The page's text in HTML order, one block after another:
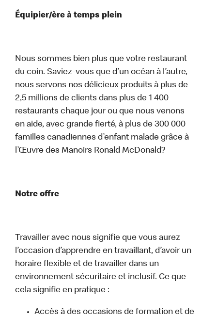
Équipier/ère à temps plein
Nous sommes bien plus que votre restaurant
du coin. Saviez-vous que d’un océan à l’autre,
nous servons nos délicieux produits à plus de
2,5 millions de clients dans plus de 1 400
restaurants chaque jour ou que nous venons
en aide, avec grande fierté, à plus de 300 000
familles canadiennes d’enfant malade grâce à
l’Œuvre des Manoirs Ronald McDonald?
Notre offre
Travailler avec nous signifie que vous aurez
l’occasion d’apprendre en travaillant, d’avoir un
horaire flexible et de travailler dans un
environnement sécuritaire et inclusif. Ce que
cela signifie en pratique :
Accès à des occasions de formation et de